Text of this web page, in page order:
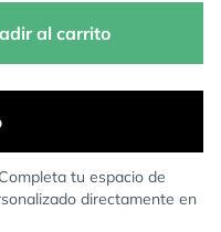
al carrito
tu espacio de
directamente en